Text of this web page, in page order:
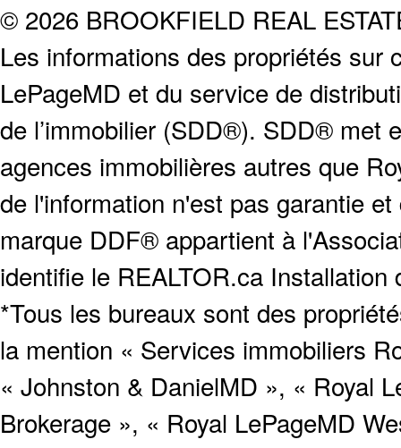
© 2026 BROOKFIELD REAL
Les informations des propriétés sur
LePageMD et du service de
de l’immobilier (SDD®). SDD® met
agences immobilières autres que
de l'information n'est pas garantie
marque DDF® appartient à
identifie le REALTOR.ca
*Tous les bureaux sont des
la mention « Services immobiliers
« Johnston & DanielMD », « Royal
Brokerage », « Royal LePageMD